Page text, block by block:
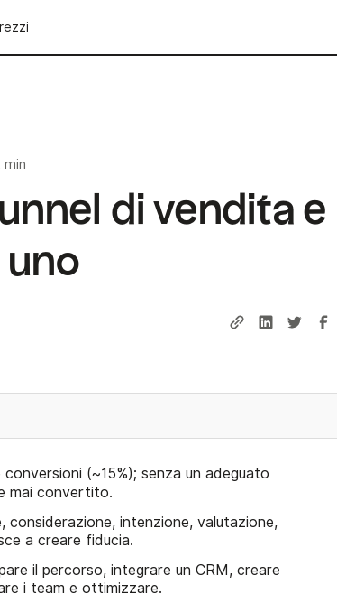
min
di vendita e
conversioni (~15%); senza un adeguato
mai convertito.
considerazione, intenzione, valutazione,
a creare fiducia.
il percorso, integrare un CRM, creare
i team e ottimizzare.